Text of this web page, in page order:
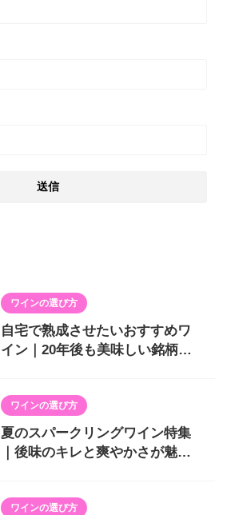
ワインの選び方
自宅で熟成させたいおすすめワ
イン｜20年後も美味しい銘柄の
ワインの選び方
夏のスパークリングワイン特集
｜後味のキレと爽やかさが魅力
ワインの選び方